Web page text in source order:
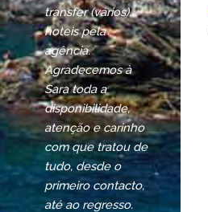
transfer (vários),
hoteis pela
agência.
Agradecemos à
Sara toda a
disponibilidade,
atenção e carinho
com que tratou de
tudo, desde o
primeiro contacto,
até ao regresso.